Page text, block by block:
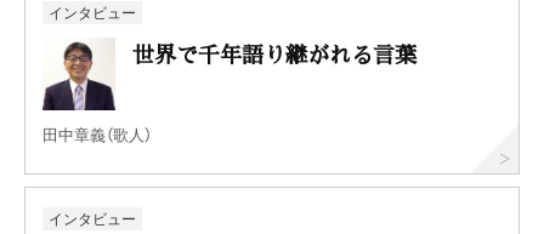
インタビュー
世界で千年語り継がれる言葉
田中章義（歌人）
インタビュー